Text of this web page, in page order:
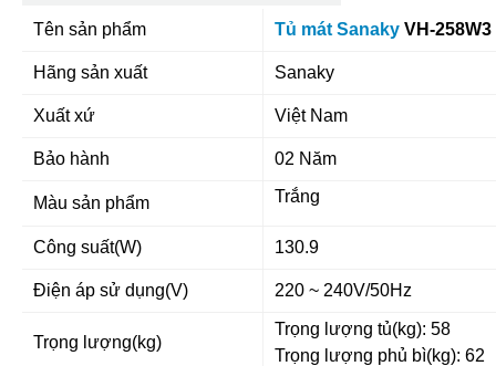
Tên sản phẩm Tủ mát Sanaky VH-258W3
Hãng sản xuất Sanaky
Xuất xứ Việt Nam
Bảo hành 02 Năm
Màu sản phẩm Trắng
Công suất(W) 130.9
Điện áp sử dụng(V) 220 ~ 240V/50Hz
Trọng lượng(kg)
Trọng lượng tủ(kg): 58
Trọng lượng phủ bì(kg): 62